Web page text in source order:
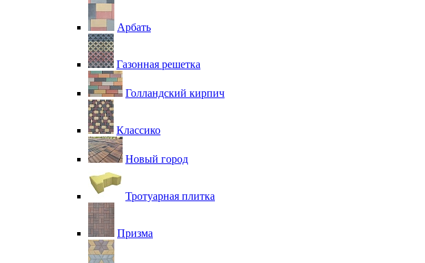
Арбать
Газонная решетка
Голландский кирпич
Классико
Новый город
Тротуарная плитка
Призма